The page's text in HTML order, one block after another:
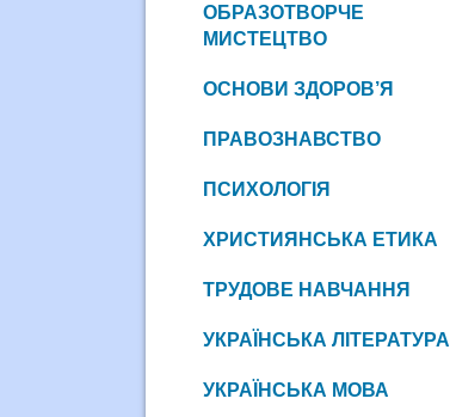
ОБРАЗОТВОРЧЕ
МИСТЕЦТВО
ОСНОВИ ЗДОРОВ’Я
ПРАВОЗНАВСТВО
ПСИХОЛОГІЯ
ХРИСТИЯНСЬКА ЕТИКА
ТРУДОВЕ НАВЧАННЯ
УКРАЇНСЬКА ЛІТЕРАТУРА
УКРАЇНСЬКА МОВА